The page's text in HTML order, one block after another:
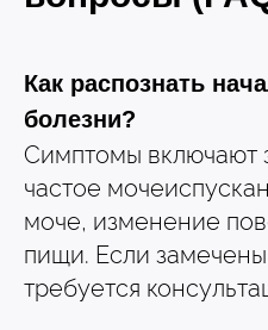
Как распознать
болезни?
Симптомы включают
частое
моче, изменение
пищи. Если
требуется
© 2015—2026 ООО «Сытая
Хотите у нас работать?
Заполнить анкету